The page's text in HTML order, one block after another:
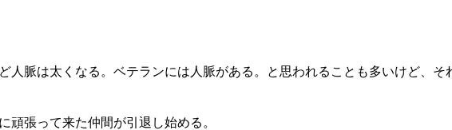
人脈は太くなる。ベテランには人脈がある。と思われることも多いけど、そ
頑張って来た仲間が引退し始める。